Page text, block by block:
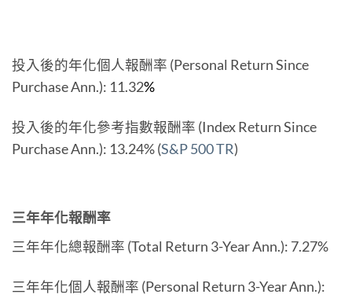
投入後的年化個人報酬率 (Personal Return Since
Purchase Ann.): 11.32%
投入後的年化參考指數報酬率 (Index Return Since
Purchase Ann.): 13.24% (S&P 500 TR)
三年年化報酬率
三年年化總報酬率 (Total Return 3-Year Ann.): 7.27%
三年年化個人報酬率 (Personal Return 3-Year Ann.):